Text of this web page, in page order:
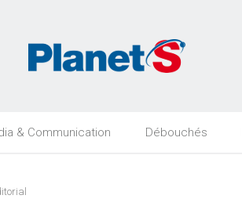
& Communication Débouchés